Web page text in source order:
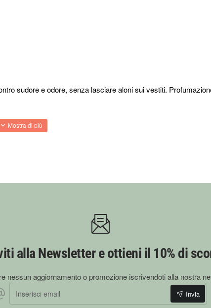
sudore e odore, senza lasciare aloni sui vestiti.
alla Newsletter e ottieni il 10% di
nessun aggiornamento o promozione iscrivendoti alla nostra
Inserisci email
Invia